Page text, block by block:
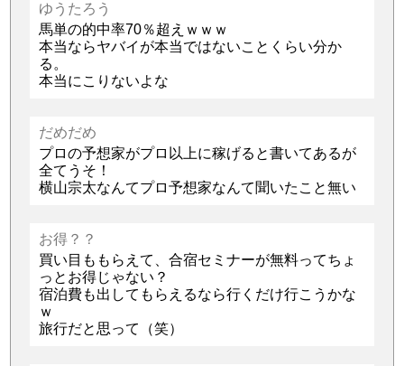
ゆうたろう
馬単の的中率70％超えｗｗｗ
本当ならヤバイが本当ではないことくらい分か
る。
本当にこりないよな
だめだめ
プロの予想家がプロ以上に稼げると書いてあるが
全てうそ！
横山宗太なんてプロ予想家なんて聞いたこと無い
お得？？
買い目ももらえて、合宿セミナーが無料ってちょ
っとお得じゃない？
宿泊費も出してもらえるなら行くだけ行こうかな
ｗ
旅行だと思って（笑）